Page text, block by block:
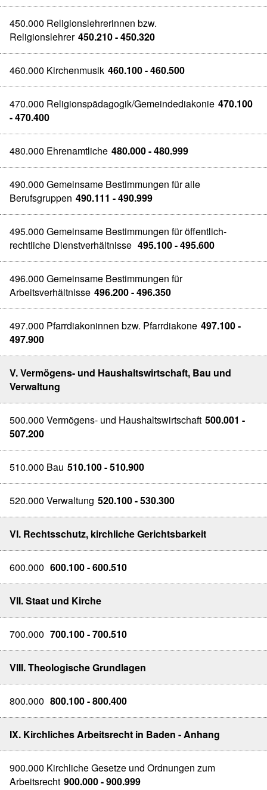
450.000 Religionslehrerinnen bzw.
Religionslehrer 450.210 - 450.320
460.000 Kirchenmusik 460.100 - 460.500
470.000 Religionspädagogik/Gemeindediakonie 470.100
- 470.400
480.000 Ehrenamtliche 480.000 - 480.999
490.000 Gemeinsame Bestimmungen für alle
Berufsgruppen 490.111 - 490.999
495.000 Gemeinsame Bestimmungen für öffentlich-
rechtliche Dienstverhältnisse 495.100 - 495.600
496.000 Gemeinsame Bestimmungen für
Arbeitsverhältnisse 496.200 - 496.350
497.000 Pfarrdiakoninnen bzw. Pfarrdiakone 497.100 -
497.900
V. Vermögens- und Haushaltswirtschaft, Bau und
Verwaltung
500.000 Vermögens- und Haushaltswirtschaft 500.001 -
507.200
510.000 Bau 510.100 - 510.900
520.000 Verwaltung 520.100 - 530.300
VI. Rechtsschutz, kirchliche Gerichtsbarkeit
600.000 600.100 - 600.510
VII. Staat und Kirche
700.000 700.100 - 700.510
VIII. Theologische Grundlagen
800.000 800.100 - 800.400
IX. Kirchliches Arbeitsrecht in Baden - Anhang
900.000 Kirchliche Gesetze und Ordnungen zum
Arbeitsrecht 900.000 - 900.999